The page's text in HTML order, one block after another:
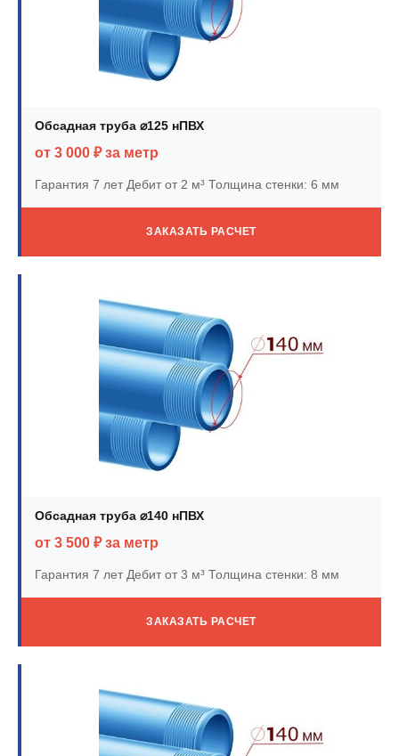
Обсадная труба ⌀125 нПВХ
от 3 000 ₽ за метр
Гарантия 7 летДебит от 2 м³ Толщина стенки: 6 мм
ЗАКАЗАТЬ РАСЧЕТ
Обсадная труба ⌀140 нПВХ
от 3 500 ₽ за метр
Гарантия 7 летДебит от 3 м³ Толщина стенки: 8 мм
ЗАКАЗАТЬ РАСЧЕТ